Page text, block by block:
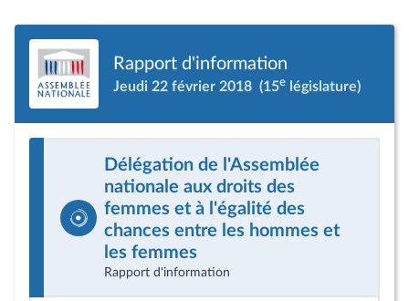
Rapport d'information
Jeudi 22 février 2018 (15e législature)
Délégation de l'Assemblée
nationale aux droits des
femmes et à l'égalité des
chances entre les hommes et
les femmes
Rapport d'information